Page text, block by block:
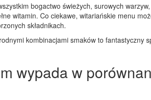
bogactwo świeżych, surowych
witamin. Co ciekawe, witariańskie menu
składnikach.
kombinacjami smaków to fantastyczny
wypada w